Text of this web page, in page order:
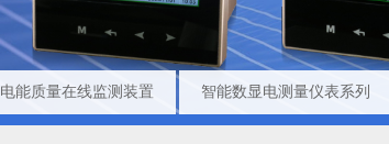
电能质量在线监测装置 智能数显电测量仪表系列